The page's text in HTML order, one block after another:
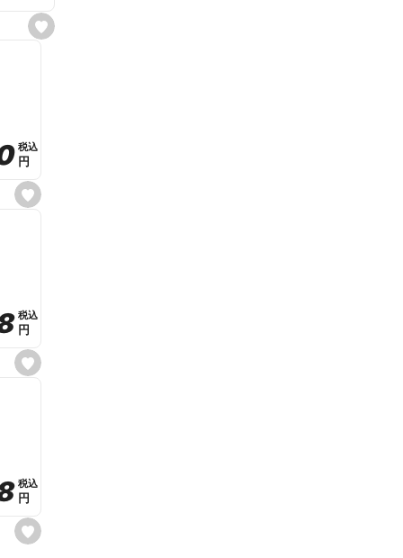
s
e
s
e
e
税込
税込
円
円
s
e
e
税込
税込
円
円
s
e
税込
税込
円
円